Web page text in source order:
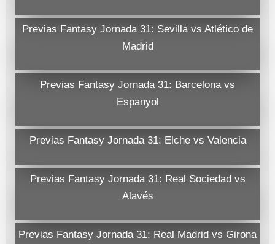
Previas Fantasy Jornada 31: Sevilla vs Atlético de
Madrid
Previas Fantasy Jornada 31: Barcelona vs
Espanyol
Previas Fantasy Jornada 31: Elche vs Valencia
Previas Fantasy Jornada 31: Real Sociedad vs
Alavés
Previas Fantasy Jornada 31: Real Madrid vs Girona